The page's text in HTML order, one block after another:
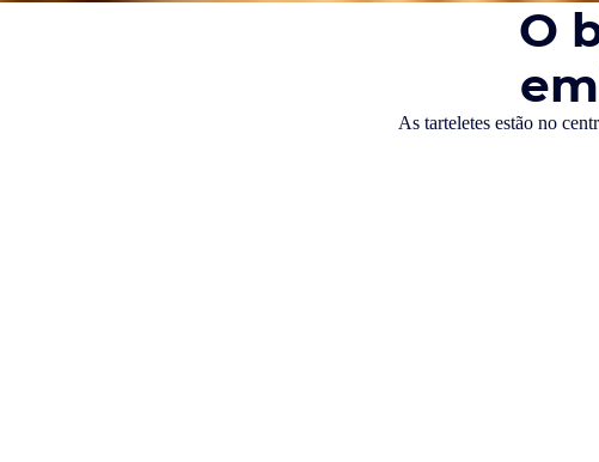
O
As tarteletes estão no